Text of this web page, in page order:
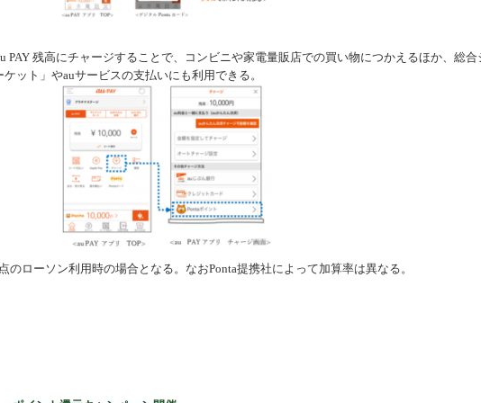
PAY 残高にチャージすることで、コンビニや家電量販店での買い物につかえるほか、総合
ケット」やauサービスの支払いにも利用できる。
ローソン利用時の場合となる。なおPonta提携社によって加算率は異なる。